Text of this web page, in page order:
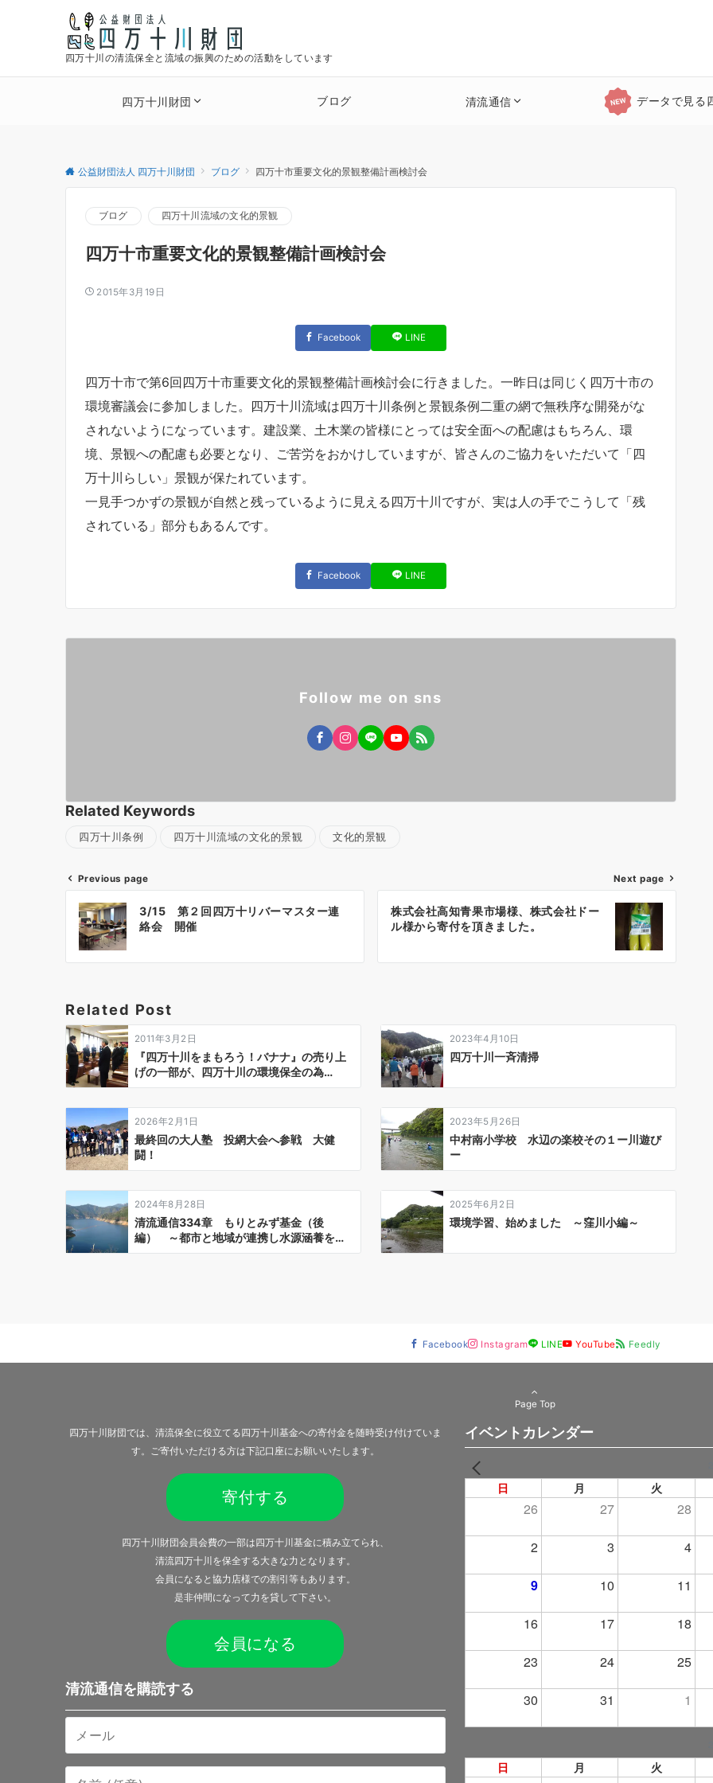
四万十川の清流保全と流域の振興のための活動をしています
四万十川財団 ブログ 清流通信 データで見る
公益財団法人 四万十川財団 ブログ 四万十市重要文化的景観整備計画検討会
ブログ 四万十川流域の文化的景観
四万十市重要文化的景観整備計画検討会
2015年3月19日
Facebook LINE
四万十市で第6回四万十市重要文化的景観整備計画検討会に行きました。一昨日は同じく四万十市の
環境審議会に参加しました。四万十川流域は四万十川条例と景観条例二重の網で無秩序な開発がな
されないようになっています。建設業、土木業の皆様にとっては安全面への配慮はもちろん、環
境、景観への配慮も必要となり、ご苦労をおかけしていますが、皆さんのご協力をいただいて「四
万十川らしい」景観が保たれています。
一見手つかずの景観が自然と残っているように見える四万十川ですが、実は人の手でこうして「残
されている」部分もあるんです。
Facebook LINE
Follow me on sns
Related Keywords
四万十川条例 四万十川流域の文化的景観 文化的景観
投
稿
ナ
ビ
シ
ョ
ン
Previous page
3/15 第２回四万十リバーマスター連
絡会 開催
Next page
株式会社高知青果市場様、株式会社ドー
ル様から寄付を頂きました。
Related Post
2011年3月2日
『四万十川をまもろう！バナナ』の売り上
げの一部が、四万十川の環境保全の為…
2023年4月10日
四万十川一斉清掃
2026年2月1日
最終回の大人塾 投網大会へ参戦 大健
闘！
2023年5月26日
中村南小学校 水辺の楽校その１ー川遊び
ー
2024年8月28日
清流通信334章 もりとみず基金（後
編） ～都市と地域が連携し水源涵養を…
2025年6月2日
環境学習、始めました ～窪川小編～
Facebook Instagram LINE YouTube Feedly
Page Top
四万十川財団では、清流保全に役立てる四万十川基金への寄付金を随時受け付けていま
す。ご寄付いただける方は下記口座にお願いいたします。
寄付する
四万十川財団会員会費の一部は四万十川基金に積み立てられ、
清流四万十川を保全する大きな力となります。
会員になると 協力店様での割引等もあります。
是非仲間になって力を貸して下さい。
会員になる
清流通信を購読する
イベントカレンダー
日 月 火
26 27 28
2 3 4
9 10 11
16 17 18
23 24 25
30 31 1
日 月 火